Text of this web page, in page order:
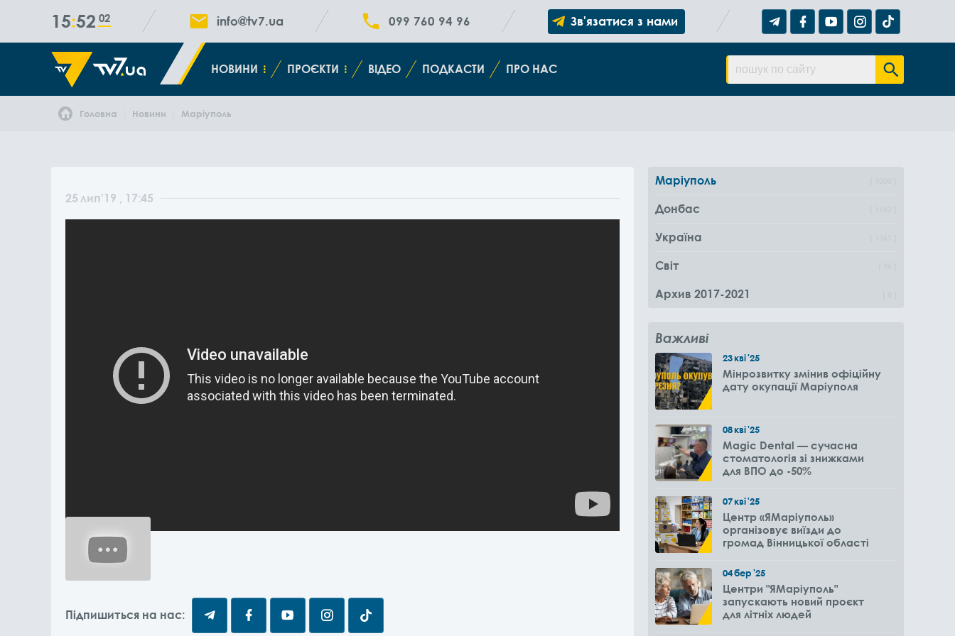
15 52 02 info@tv7.ua 099 760 94 96 Зв'язатися з нами
НОВИНИ ПРОЄКТИ ВІДЕО ПОДКАСТИ ПРО НАС
Головна Новини Маріуполь
25 лип'19 , 17:45
Підпишиться на нас:
Маріуполь
Донбас
Україна
Світ
Архив 2017-2021
Важливі
23кві'25
Мінрозвитку змінив офіційну
дату окупації Маріуполя
08кві'25
Magic Dental — сучасна
стоматологія зі знижками
для ВПО до -50%
07кві'25
Центр «ЯМаріуполь»
організовує виїзди до
громад Вінницької області
04бер'25
Центри "ЯМаріуполь"
запускають новий проєкт
для літніх людей